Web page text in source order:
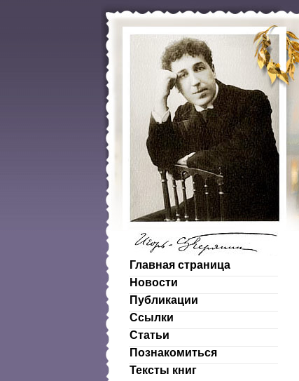
Главная страница
Новости
Публикации
Ссылки
Статьи
Познакомиться
Тексты книг